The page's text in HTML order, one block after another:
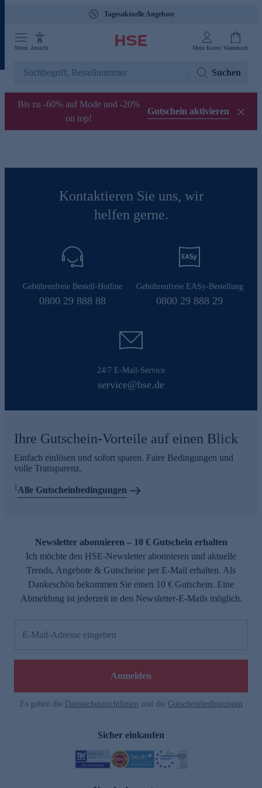
Tagesaktuelle Angebote
Menü Ansicht Mein Konto Warenkorb
Suchen
Bis zu -60% auf Mode und -20%
on top!
Gutschein aktivieren
Kontaktieren Sie uns, wir
helfen gerne.
Gebührenfreie Bestell-Hotline
0800 29 888 88
Gebührenfreie EASy-Bestellung
0800 29 888 29
24/7 E-Mail-Service
service@hse.de
Ihre Gutschein-Vorteile auf einen Blick
Einfach einlösen und sofort sparen. Faire Bedingungen und
volle Transparenz.
1Alle Gutscheinbedingungen
Newsletter abonnieren – 10 € Gutschein erhalten
Ich möchte den HSE-Newsletter abonnieren und aktuelle
Trends, Angebote & Gutscheine per E-Mail erhalten. Als
Dankeschön bekommen Sie einen 10 € Gutschein. Eine
Abmeldung ist jederzeit in den Newsletter-E-Mails möglich.
E-Mail-Adresse eingeben
Anmelden
Es gelten die Datenschutzrichtlinien und die Gutscheinbedingungen
Sicher einkaufen